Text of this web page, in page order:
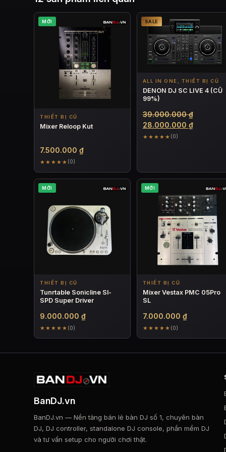
MỚI
THIẾT BỊ CŨ
Mixer Reloop Kut
7.500.000 ₫
★★★★★ (0)
SALE
ALL IN ONE, THIẾT BỊ CŨ
DENON DJ SC LIVE 4 (CŨ
99%)
39.000.000₫Giá
gốc
28.000.000 ₫Giá
★★★★★ (0)
MỚI
THIẾT BỊ CŨ
Tunrtable Sonicline Sl-
SPD Super Driver
9.000.000 ₫
★★★★★ (0)
MỚI
THIẾT BỊ CŨ
Mixer Vestax PMC 05Pro
SL
7.000.000 ₫
★★★★★ (0)
BanDJ.vn
BanDJ.vn — Nền tảng bán lẻ bàn DJ số 1, chuyên bàn
DJ, DJ controller, standalone DJ console, phần mềm DJ
và tư vấn setup cho người chơi thật.